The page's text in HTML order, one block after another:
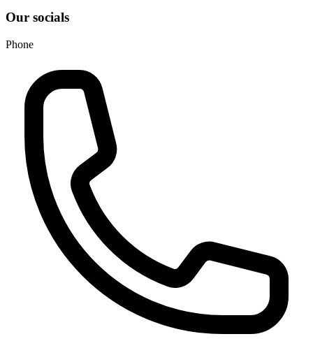
Our socials
Phone